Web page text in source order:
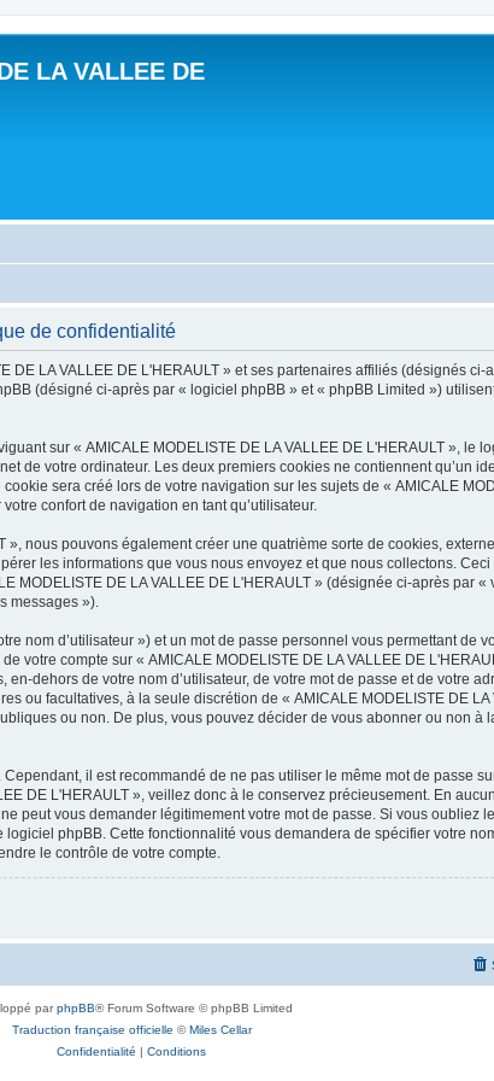
LA VALLEE DE
de confidentialité
LA VALLEE DE L'HERAULT » et ses partenaires affiliés (désignés
(désigné ci-après par « logiciel phpBB » et « phpBB Limited »)
sur « AMICALE MODELISTE DE LA VALLEE DE L'HERAULT », le
de votre ordinateur. Les deux premiers cookies ne contiennent qu’un
sera créé lors de votre navigation sur les sujets de « AMICALE
confort de navigation en tant qu’utilisateur.
», nous pouvons également créer une quatrième sorte de cookies,
les informations que vous nous envoyez et que nous collectons.
MODELISTE DE LA VALLEE DE L'HERAULT » (désignée ci-après par
messages »).
nom d’utilisateur ») et un mot de passe personnel vous permettant de
votre compte sur « AMICALE MODELISTE DE LA VALLEE DE
dehors de votre nom d’utilisateur, de votre mot de passe et de votre
ou facultatives, à la seule discrétion de « AMICALE MODELISTE DE
ou non. De plus, vous pouvez décider de vous abonner ou non à
il est recommandé de ne pas utiliser le même mot de passe
DE L'HERAULT », veillez donc à le conservez précieusement. En
peut vous demander légitimement votre mot de passe. Si vous oubliez
phpBB. Cette fonctionnalité vous demandera de spécifier votre
le contrôle de votre compte.
parphpBB® Forum Software © phpBB Limited
Traduction française officielle ©Miles Cellar
Confidentialité | Conditions